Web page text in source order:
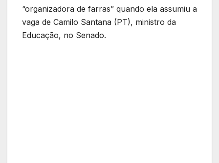
“organizadora de farras” quando ela assumiu a
vaga de Camilo Santana (PT), ministro da
Educação, no Senado.